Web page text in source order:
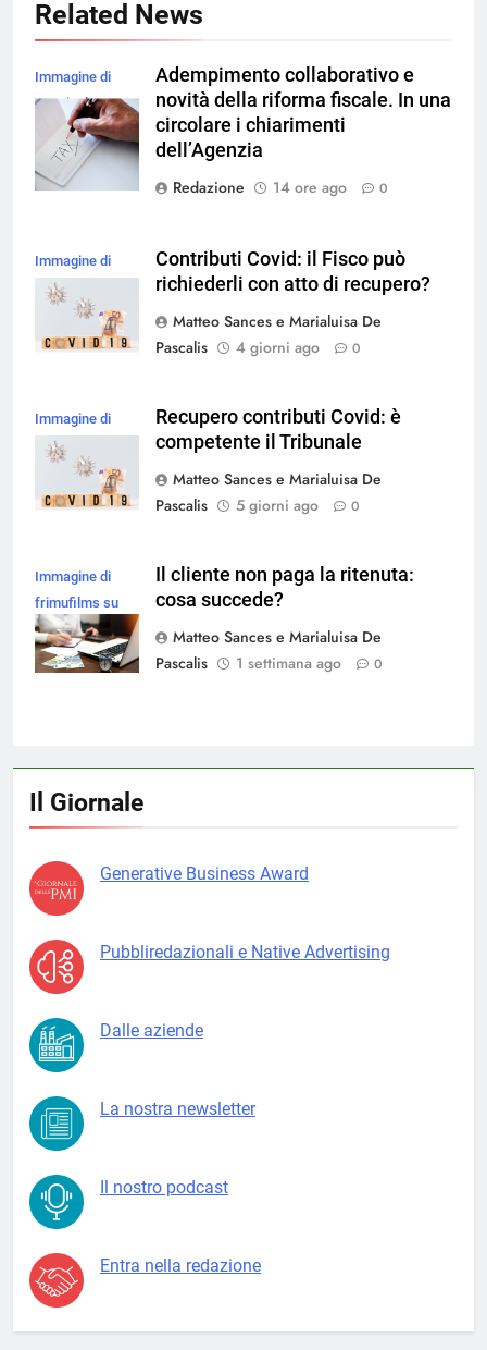
Related News
Immagine di
rawpixel.com su
Magnific
Adempimento collaborativo e
novità della riforma fiscale. In una
circolare i chiarimenti
dell’Agenzia
Redazione
14 ore ago 0
Immagine di
magnific
Contributi Covid: il Fisco può
richiederli con atto di recupero?
Matteo Sances e Marialuisa De
Pascalis
4 giorni ago 0
Immagine di
magnific
Recupero contributi Covid: è
competente il Tribunale
Matteo Sances e Marialuisa De
Pascalis
5 giorni ago 0
Immagine di
frimufilms su
Magnific
Il cliente non paga la ritenuta:
cosa succede?
Matteo Sances e Marialuisa De
Pascalis
1 settimana ago 0
Il Giornale
Generative Business Award
Pubbliredazionali e Native Advertising
Dalle aziende
La nostra newsletter
Il nostro podcast
Entra nella redazione